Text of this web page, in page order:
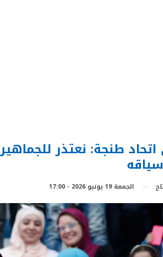
اتحاد طنجة: نعتذر
الجمعة 19 يونيو 2026 - 17:00